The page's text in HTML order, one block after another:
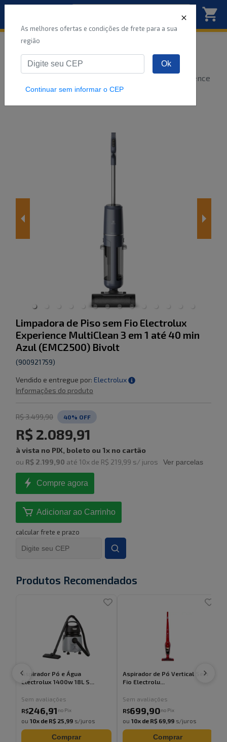
Início Eletroportáteis
Para Facilitar
Aspirador de pó
Limpadora de Piso sem Fio Electrolux Experience
MultiClean 3...
Limpadora de Piso sem Fio Electrolux
Experience MultiClean 3 em 1 até 40 min
Azul (EMC2500) Bivolt
(900921759)
Vendido e entregue por: Electrolux
Informações do produto
R$ 3.499,90 40% OFF
R$ 2.089,91
à vista no PIX, boleto ou 1x no cartão
ou R$ 2.199,90 até 10x de R$ 219,99 s/ juros Ver parcelas
Compre agora
Adicionar ao Carrinho
calcular frete e prazo
Produtos Recomendados
Aspirador Pó e Água
Electrolux 1400w 18L S...
Sem avaliações
R$246,91 no Pix
ou 10x de R$ 25,99 s/juros
Comprar
Aspirador de Pó Vertical Sem
Fio Electrolu...
Sem avaliações
R$699,90no Pix
ou 10x de R$ 69,99 s/juros
Comprar
As melhores ofertas e condições de frete para a sua
região
Ok
Continuar sem informar o CEP